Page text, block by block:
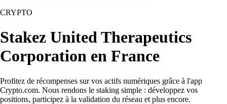
CRYPTO
Stakez United Therapeutics
Corporation en France
Profitez de récompenses sur vos actifs numériques grâce à l'app
Crypto.com. Nous rendons le staking simple : développez vos
positions, participez à la validation du réseau et plus encore.